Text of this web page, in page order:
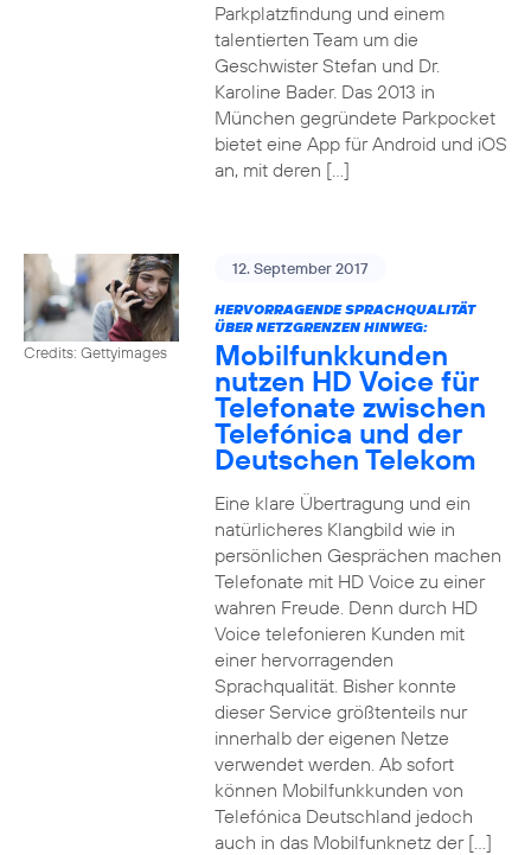
Parkplatzfindung und einem
talentierten Team um die
Geschwister Stefan und Dr.
Karoline Bader. Das 2013 in
München gegründete Parkpocket
bietet eine App für Android und iOS
an, mit deren […]
Credits: Gettyimages
12. September 2017
HERVORRAGENDE SPRACHQUALITÄT
ÜBER NETZGRENZEN HINWEG:
Mobilfunkkunden
nutzen HD Voice für
Telefonate zwischen
Telefónica und der
Deutschen Telekom
Eine klare Übertragung und ein
natürlicheres Klangbild wie in
persönlichen Gesprächen machen
Telefonate mit HD Voice zu einer
wahren Freude. Denn durch HD
Voice telefonieren Kunden mit
einer hervorragenden
Sprachqualität. Bisher konnte
dieser Service größtenteils nur
innerhalb der eigenen Netze
verwendet werden. Ab sofort
können Mobilfunkkunden von
Telefónica Deutschland jedoch
auch in das Mobilfunknetz der […]